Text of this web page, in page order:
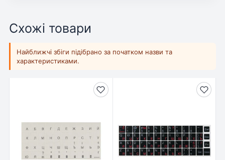
Схожі товари
Найближчі збіги підібрано за початком назви та
характеристиками.